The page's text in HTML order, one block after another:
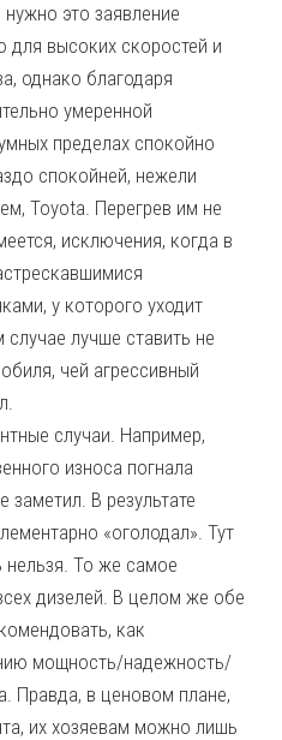
это заявление
для высоких скоростей и
однако благодаря
умеренной
пределах спокойно
спокойней, нежели
Toyota. Перегрев им не
исключения, когда в
у которого уходит
лучше ставить не
чей агрессивный
случаи. Например,
износа погнала
заметил. В результате
«оголодал». Тут
нельзя. То же самое
дизелей. В целом же обе
как
мощность/надежность/
Правда, в ценовом плане,
их хозяевам можно лишь